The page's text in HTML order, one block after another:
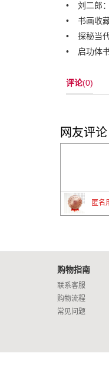
刘二郎
书画收
探秘当
启功体
评论(0)
网友评论
匿名
购物指南
联系客服
购物流程
常见问题